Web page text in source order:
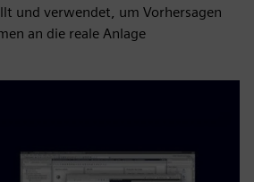
und verwendet, um Vorhersagen
an die reale Anlage